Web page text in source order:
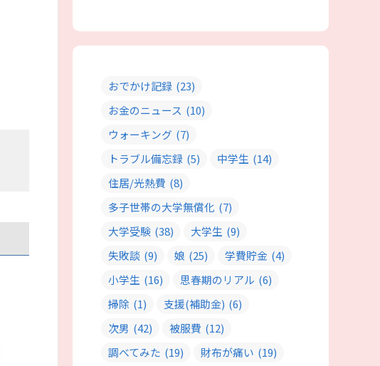
おでかけ記録 (23)
お金のニュース (10)
ウォーキング (7)
トラブル備忘録 (5) 中学生 (14)
住居/光熱費 (8)
多子世帯の大学無償化 (7)
大学受験 (38) 大学生 (9)
失敗談 (9) 娘 (25) 学費貯金 (4)
小学生 (16) 思春期のリアル (6)
掃除 (1) 支援(補助金) (6)
次男 (42) 被服費 (12)
調べてみた (19) 財布が痛い (19)